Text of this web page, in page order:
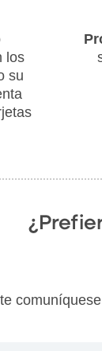
los
su